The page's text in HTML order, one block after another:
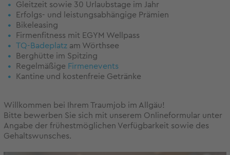
Gleitzeit sowie 30 Urlaubstage im Jahr
Erfolgs- und leistungsabhängige Prämien
Bikeleasing
Firmenfitness mit EGYM Wellpass
TQ-Badeplatz am Wörthsee
Berghütte im Spitzing
Regelmäßige Firmenevents
Kantine und kostenfreie Getränke
Willkommen bei Ihrem Traumjob im Allgäu!
Bitte bewerben Sie sich mit unserem Onlineformular unter
Angabe der frühestmöglichen Verfügbarkeit sowie des
Gehaltswunsches.